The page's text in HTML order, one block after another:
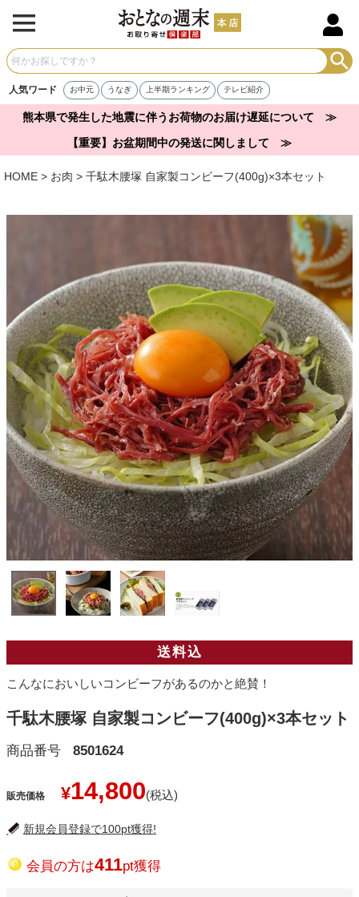
人気ワード お中元 うなぎ 上半期ランキング テレビ紹介
熊本県で発生した地震に伴うお荷物のお届け遅延について ≫
【重要】お盆期間中の発送に関しまして ≫
HOME お肉 千駄木腰塚 自家製コンビーフ(400g)×3本セット
送料込
こんなにおいしいコンビーフがあるのかと絶賛！
千駄木腰塚 自家製コンビーフ(400g)×3本セット
商品番号 8501624
販売価格 ¥14,800
新規会員登録で100pt獲得!
会員の方は411pt獲得